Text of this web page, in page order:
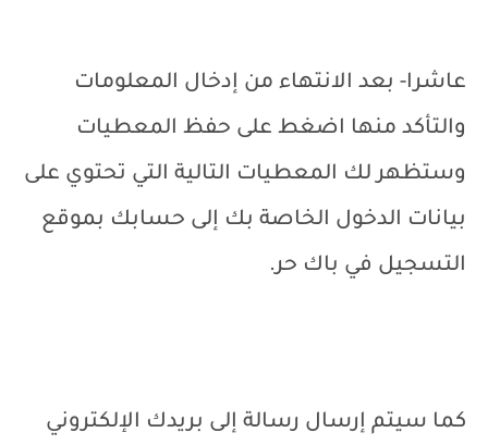
عاشرا- بعد الانتهاء من إدخال المعلومات
والتأكد منها اضغط على حفظ المعطيات
وستظهر لك المعطيات التالية التي تحتوي على
بيانات الدخول الخاصة بك إلى حسابك بموقع
التسجيل في باك حر.
كما سيتم إرسال رسالة إلى بريدك الإلكتروني